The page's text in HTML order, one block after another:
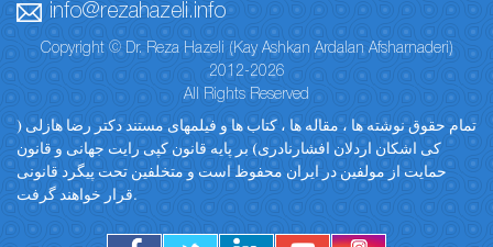
info@rezahazeli.info
Copyright © Dr. Reza Hazeli (Kay Ashkan Ardalan Afsharnaderi)
2012-2026
All Rights Reserved
تمام حقوق نوشته ها ، مقاله ها ، کتاب ها و فیلمهای مستند دکتر رضا هازلی (
کی اشکان اردلان افشارنادری) بر پایه قانون کپی رایت جهانی و قانون
حمایت از مولفین در ایران محفوظ است و متخلفین تحت پیگرد قانونی
قرار خواهند گرفت.